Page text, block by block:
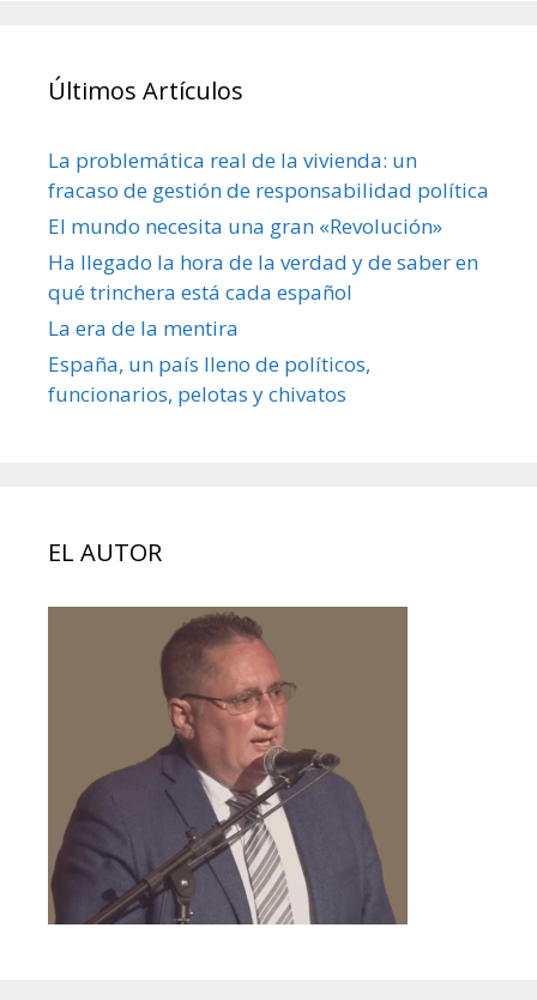
Últimos Artículos
La problemática real de la vivienda: un
fracaso de gestión de responsabilidad política
El mundo necesita una gran «Revolución»
Ha llegado la hora de la verdad y de saber en
qué trinchera está cada español
La era de la mentira
España, un país lleno de políticos,
funcionarios, pelotas y chivatos
EL AUTOR